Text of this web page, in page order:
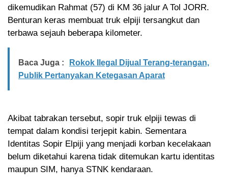
dikemudikan Rahmat (57) di KM 36 jalur A Tol JORR.
Benturan keras membuat truk elpiji tersangkut dan
terbawa sejauh beberapa kilometer.
Baca Juga :
Rokok Ilegal Dijual Terang-terangan,
Publik Pertanyakan Ketegasan Aparat
Akibat tabrakan tersebut, sopir truk elpiji tewas di
tempat dalam kondisi terjepit kabin. Sementara
Identitas Sopir Elpiji yang menjadi korban kecelakaan
belum diketahui karena tidak ditemukan kartu identitas
maupun SIM, hanya STNK kendaraan.